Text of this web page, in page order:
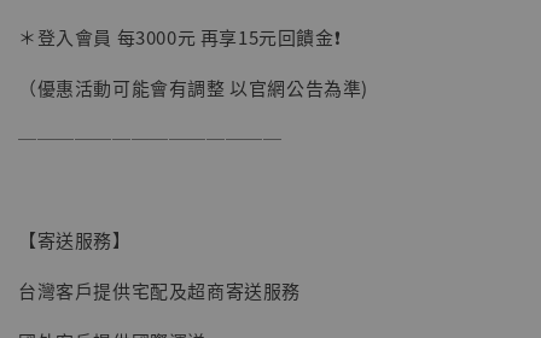
＊登入會員 每3000元 再享15元回饋金❗️
（優惠活動可能會有調整 以官網公告為準)
──────────────
【寄送服務】
台灣客戶提供宅配及超商寄送服務